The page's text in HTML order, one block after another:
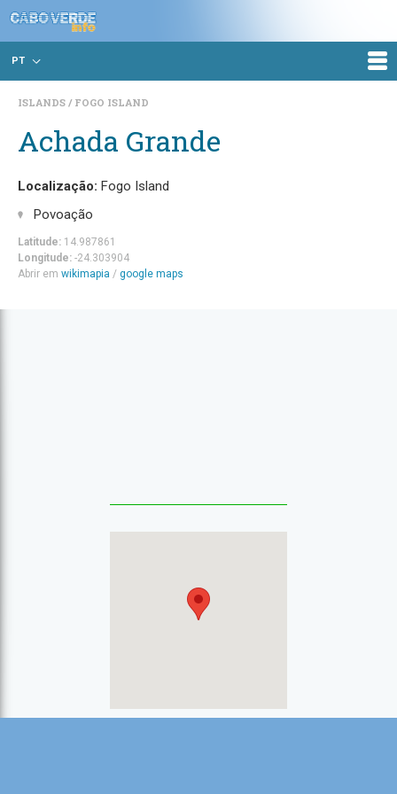
PT
ISLANDS FOGO ISLAND
Achada Grande
Localização: Fogo Island
Povoação
Latitude: 14.987861
Longitude: -24.303904
Abrir em wikimapia / google maps